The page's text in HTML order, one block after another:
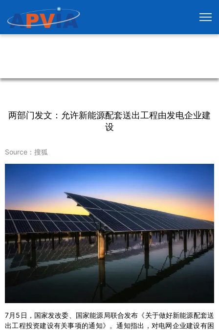
两部门发文：允许新能源配套送出工程由发电企业建
设
Source：搜狐
7月5日，国家发改委、国家能源局联合发布《关于做好新能源配套送
出工程投资建设有关事项的通知》。通知指出，对电网企业建设有困